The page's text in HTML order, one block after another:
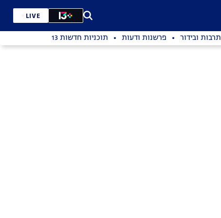
LIVE
תרבות ובידור פרשנות ודעות תוכניות חדשות 13